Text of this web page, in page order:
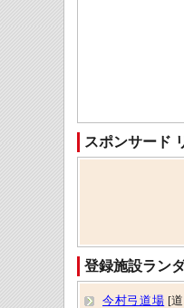
スポンサード
登録施設ラン
今村弓道場 [